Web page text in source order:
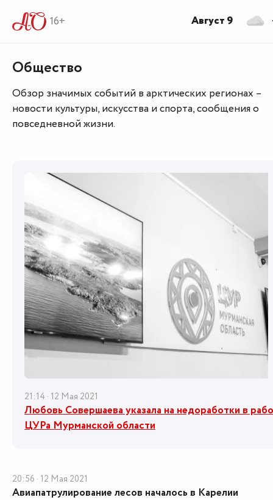
16+
Общество
Обзор значимых событий в арктических регионах –
новости культуры, искусства и спорта, сообщения о
повседневной жизни.
21:14 · 12 Мая 2021
Любовь Совершаева указала на недоработки в
ЦУРа Мурманской области
20:56 · 12 Мая 2021
Авиапатрулирование лесов началось в Карелии
Август 9